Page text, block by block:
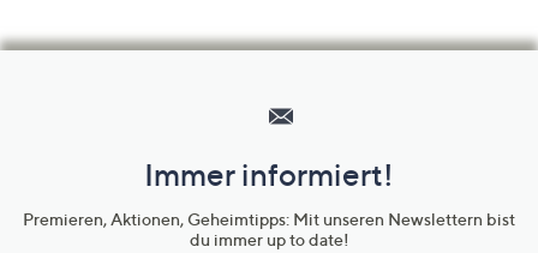
Unternehmensinformationen
Immer informiert!
Premieren, Aktionen, Geheimtipps: Mit unseren Newslettern bist
du immer up to date!